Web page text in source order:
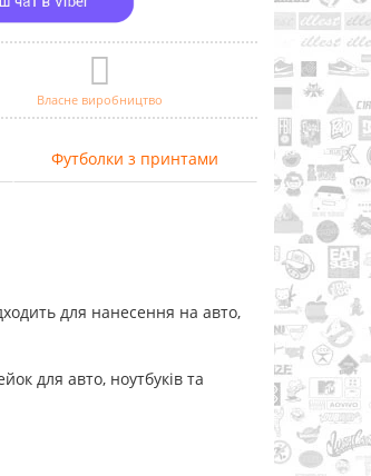
Власне виробництво
Футболки з принтами
для нанесення на авто,
для авто, ноутбуків та